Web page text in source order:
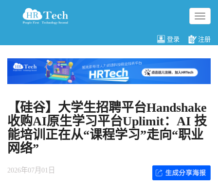
切
换
航
登录 注册
【硅谷】大学生招聘平台Handshake
收购AI原生学习平台Uplimit：AI 技
能培训正在从“课程学习”走向“职业
网络”
2026年07月01日